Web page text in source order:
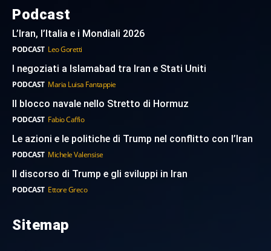
Podcast
L’Iran, l’Italia e i Mondiali 2026
PODCAST Leo Goretti
I negoziati a Islamabad tra Iran e Stati Uniti
PODCAST Maria Luisa Fantappie
Il blocco navale nello Stretto di Hormuz
PODCAST Fabio Caffio
Le azioni e le politiche di Trump nel conflitto con l’Iran
PODCAST Michele Valensise
Il discorso di Trump e gli sviluppi in Iran
PODCAST Ettore Greco
Sitemap